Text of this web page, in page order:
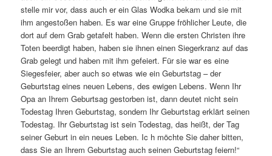
stelle mir vor, dass auch er ein Glas Wodka bekam und sie mit
ihm angestoßen haben. Es war eine Gruppe fröhlicher Leute, die
dort auf dem Grab getafelt haben. Wenn die ersten Christen ihre
Toten beerdigt haben, haben sie ihnen einen Siegerkranz auf das
Grab gelegt und haben mit ihm gefeiert. Für sie war es eine
Siegesfeier, aber auch so etwas wie ein Geburtstag – der
Geburtstag eines neuen Lebens, des ewigen Lebens. Wenn Ihr
Opa an Ihrem Geburtsag gestorben ist, dann deutet nicht sein
Todestag Ihren Geburtstag, sondern Ihr Geburtstag erklärt seinen
Todestag. Ihr Geburtstag ist sein Todestag, das heißt, der Tag
seiner Geburt in ein neues Leben. Ic h möchte Sie daher bitten,
dass Sie an Ihrem Geburtstag auch seinen Geburtstag feiern!“